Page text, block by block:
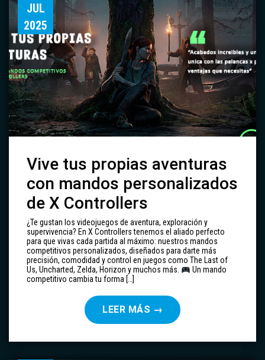
JUL
2025
Vive tus propias aventuras
con mandos personalizados
de X Controllers
¿Te gustan los videojuegos de aventura, exploración y
supervivencia? En X Controllers tenemos el aliado perfecto
para que vivas cada partida al máximo: nuestros mandos
competitivos personalizados, diseñados para darte más
precisión, comodidad y control en juegos como The Last of
Us, Uncharted, Zelda, Horizon y muchos más.
Un mando
competitivo cambia tu forma […]
LEER MÁS →